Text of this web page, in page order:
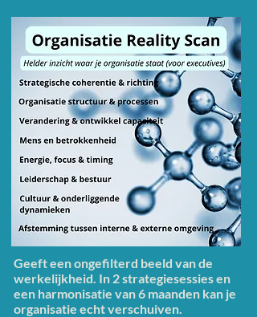
Geeft eenongefilterd beeld van de
werkelijkheid. In 2 strategiesessies en
een harmonisatie van 6 maanden kan je
organisatie echt verschuiven.